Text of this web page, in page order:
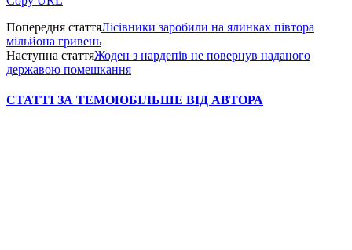
Попередня статтяЛісівники заробили на ялинках півтора
мільйона гривень
Наступна статтяЖоден з нардепів не повернув наданого
державою помешкання
СТАТТІ ЗА ТЕМОЮБІЛЬШЕ ВІД АВТОРА